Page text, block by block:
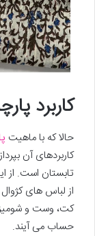
کاربرد
حالا که با ماهیت
کاربردهای آن
تابستان است. از
از لباس های
کت، وست و شومیز
حساب می آیند.